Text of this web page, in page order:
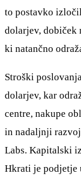
to postavko
dolarjev, dobiček
ki natančno
Stroški
dolarjev, kar
centre, nakupe
in nadaljnji
Labs. Kapitalski
Hkrati je podjetje